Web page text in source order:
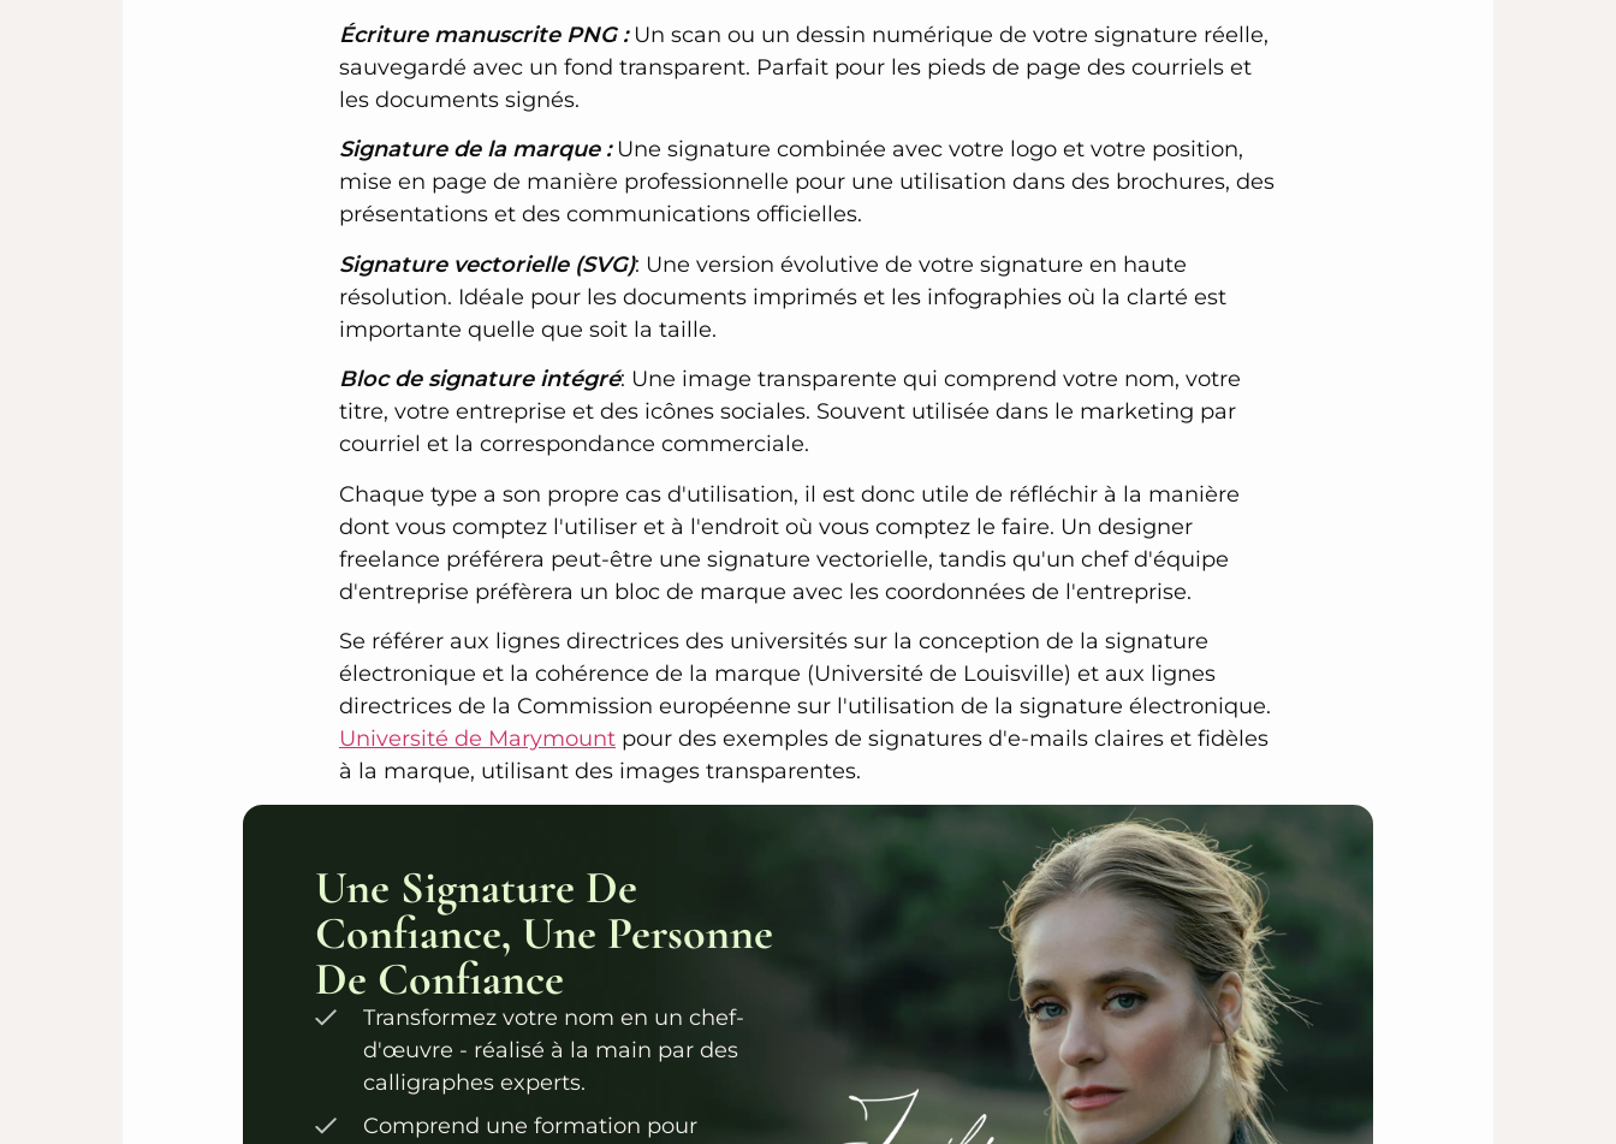
Écriture manuscrite PNG :Un scan ou un dessin numérique de votre signature réelle,
sauvegardé avec un fond transparent. Parfait pour les pieds de page des courriels et
les documents signés.
Signature de la marque :Une signature combinée avec votre logo et votre position,
mise en page de manière professionnelle pour une utilisation dans des brochures, des
présentations et des communications officielles.
Signature vectorielle (SVG): Une version évolutive de votre signature en haute
résolution. Idéale pour les documents imprimés et les infographies où la clarté est
importante quelle que soit la taille.
Bloc de signature intégré: Une image transparente qui comprend votre nom, votre
titre, votre entreprise et des icônes sociales. Souvent utilisée dans le marketing par
courriel et la correspondance commerciale.
Chaque type a son propre cas d'utilisation, il est donc utile de réfléchir à la manière
dont vous comptez l'utiliser et à l'endroit où vous comptez le faire. Un designer
freelance préférera peut-être une signature vectorielle, tandis qu'un chef d'équipe
d'entreprise préfèrera un bloc de marque avec les coordonnées de l'entreprise.
Se référer aux lignes directrices des universités sur la conception de la signature
électronique et la cohérence de la marque (Université de Louisville) et aux lignes
directrices de la Commission européenne sur l'utilisation de la signature électronique.
Université de Marymount pour des exemples de signatures d'e-mails claires et fidèles
à la marque, utilisant des images transparentes.
Une Signature De
Confiance, Une Personne
De Confiance
Transformez votre nom en un chef-
d'œuvre - réalisé à la main par des
calligraphes experts.
Comprend une formation pour